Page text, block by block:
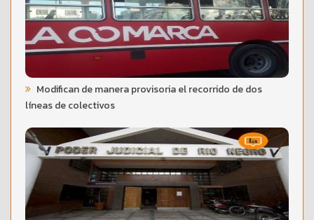
Modifican de manera provisoria el recorrido de dos
líneas de colectivos